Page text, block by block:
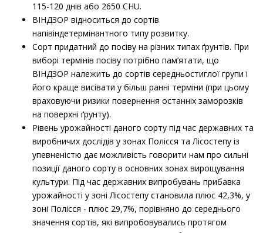
115-120 днів або 2650 CHU.
ВІНДЗОР відноситься до сортів
напівіндетермінантного типу розвитку.
Сорт придатний до посіву на різних типах ґрунтів. При
виборі термінів посіву потрібно пам’ятати, що
ВІНДЗОР належить до сортів середньостиглої групи і
його краще висівати у більш ранні терміни (при цьому
враховуючи ризики повернення останніх заморозків
на поверхні ґрунту).
Рівень урожайності даного сорту під час державних та
виробничих дослідів у зонах Полісся та Лісостепу із
упевненістю дає можливість говорити нам про сильні
позиції даного сорту в основних зонах вирощування
культури. Під час державних випробувань прибавка
урожайності у зоні Лісостепу становила плюс 42,3%, у
зоні Полісся - плюс 29,7%, порівняно до середнього
значення сортів, які випробовувались протягом